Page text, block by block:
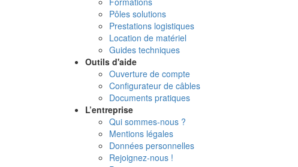
Pôles solutions
Prestations logistiques
Location de matériel
Guides techniques
Outils d'aide
Ouverture de compte
Configurateur de câbles
Documents pratiques
L’entreprise
Qui sommes-nous ?
Mentions légales
Données personnelles
Rejoignez-nous !